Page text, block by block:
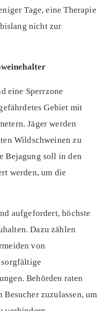
Tage, eine Therapie
nicht zur
eine Sperrzone
Gebiet mit
Jäger werden
Wildschweinen zu
Bejagung soll in den
werden, um die
aufgefordert, höchste
Dazu zählen
von
Behörden raten
zuzulassen, um